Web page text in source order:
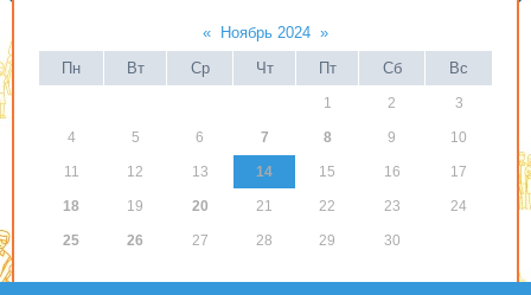
« Ноябрь 2024 »
Пн
Вт Ср Чт Пт Сб Вс
1 2 3
4 5 6 7 8 9 10
11 12 13 14 15 16 17
18 19 20 21 22 23 24
25 26 27 28 29 30